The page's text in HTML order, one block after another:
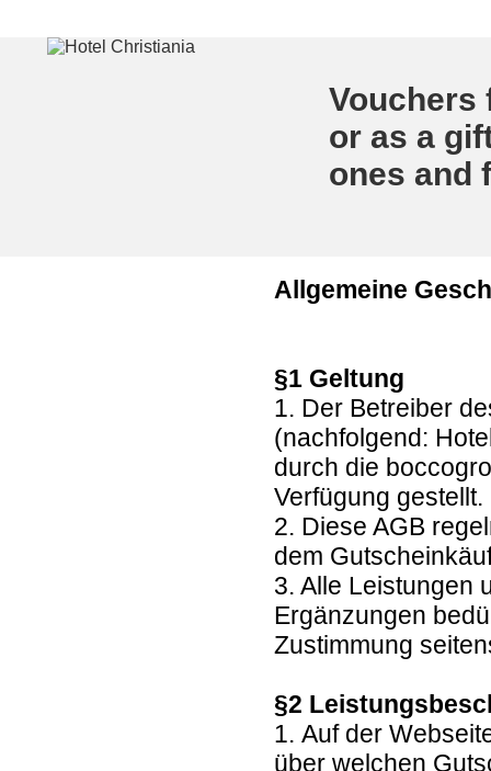
Vouchers
or as a
ones and
Allgemeine
§1 Geltung
1. Der Betreiber
(nachfolgend:
durch die
Verfügung gestellt.
2. Diese AGB
dem
3. Alle Leistungen
Ergänzungen
Zustimmung
§2
1. Auf der
über welchen